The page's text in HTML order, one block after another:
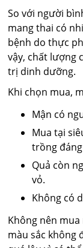
So với người
mang thai có
bệnh do thực
vậy, chất lượng
trị dinh dưỡng.
Khi chọn mua,
Mận có
Mua tại
trồng
Quả còn
vỏ.
Không có
Không nên
màu sắc không